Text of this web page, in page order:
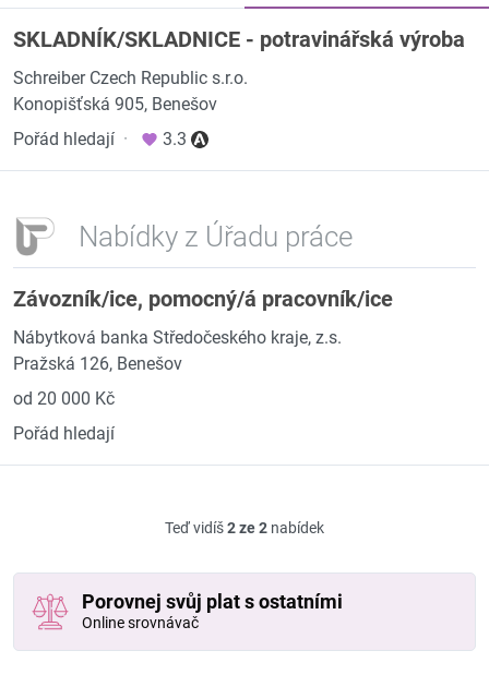
SKLADNÍK/SKLADNICE - potravinářská výroba
Schreiber Czech Republic s.r.o.
Konopišťská 905, Benešov
Pořád hledají · 3.3
Nabídky z Úřadu práce
Závozník/ice, pomocný/á pracovník/ice
Nábytková banka Středočeského kraje, z.s.
Pražská 126, Benešov
od 20 000 Kč
Pořád hledají
Teď vidíš2 ze 2 nabídek
Porovnej svůj plat s ostatními
Online srovnávač